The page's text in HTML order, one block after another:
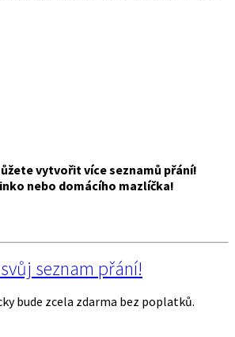
vytvořit více seznamů přání!
nebo domácího mazlíčka!
seznam přání!
bude zcela zdarma bez poplatků.